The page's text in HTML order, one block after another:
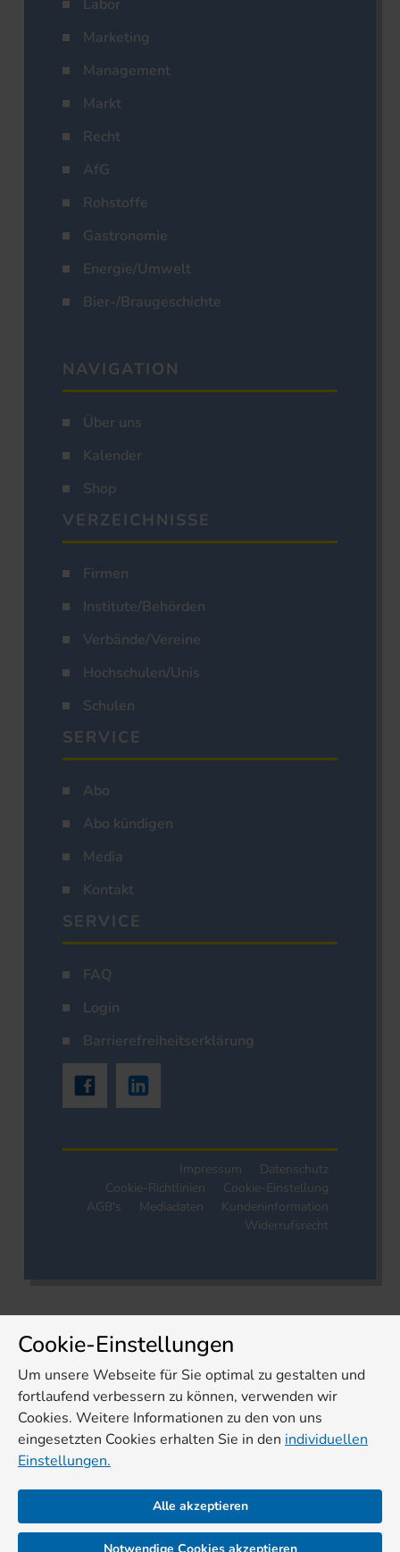
Labor
Marketing
Management
Markt
Recht
AfG
Rohstoffe
Gastronomie
Energie/Umwelt
Bier-/Braugeschichte
NAVIGATION
Über uns
Kalender
Shop
VERZEICHNISSE
Firmen
Institute/Behörden
Verbände/Vereine
Hochschulen/Unis
Schulen
SERVICE
Abo
Abo kündigen
Media
Kontakt
SERVICE
FAQ
Login
Barrierefreiheitserklärung
Impressum
Datenschutz
Cookie-Richtlinien
Cookie-Einstellung
AGB's
Mediadaten
Kundeninformation
Widerrufsrecht
Cookie-Einstellungen
Um unsere Webseite für Sie optimal zu gestalten und
fortlaufend verbessern zu können, verwenden wir
Cookies. Weitere Informationen zu den von uns
eingesetzten Cookies erhalten Sie in den individuellen
Einstellungen.
Alle akzeptieren